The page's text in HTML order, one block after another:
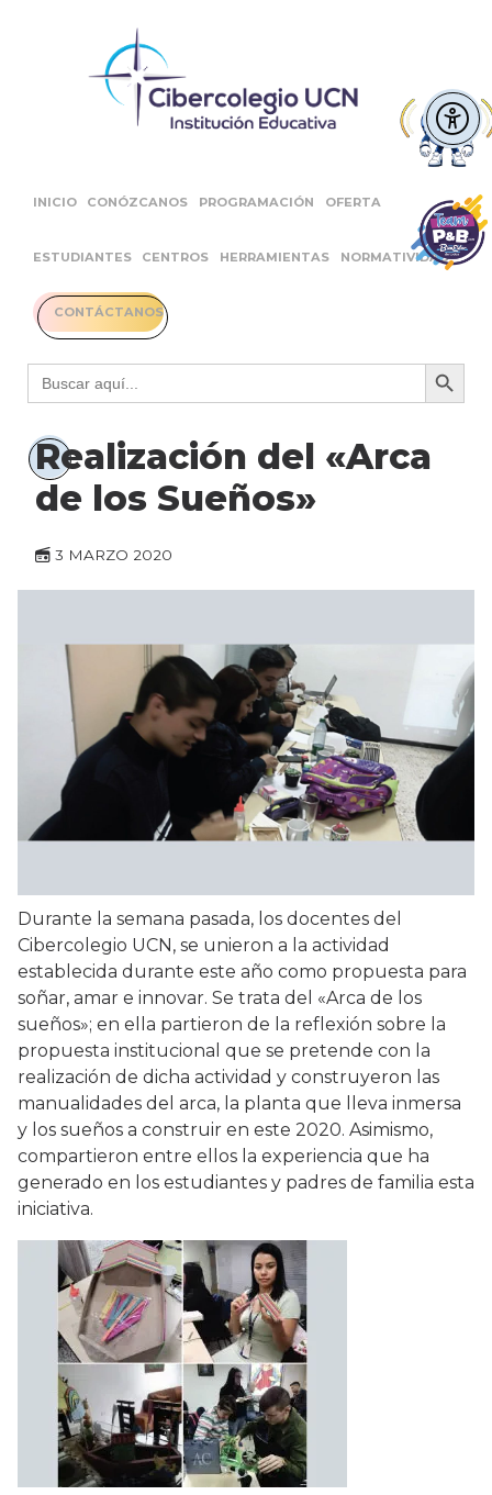
INICIO CONÓZCANOS PROGRAMACIÓN OFERTA
ESTUDIANTES CENTROS HERRAMIENTAS NORMATIVIDAD
CONTÁCTANOS
Buscar: Botón
Realización del «Arca
de los Sueños»
3 MARZO 2020
Durante la semana pasada, los docentes del
Cibercolegio UCN, se unieron a la actividad
establecida durante este año como propuesta para
soñar, amar e innovar. Se trata del «Arca de los
sueños»; en ella partieron de la reflexión sobre la
propuesta institucional que se pretende con la
realización de dicha actividad y construyeron las
manualidades del arca, la planta que lleva inmersa
y los sueños a construir en este 2020. Asimismo,
compartieron entre ellos la experiencia que ha
generado en los estudiantes y padres de familia esta
iniciativa.